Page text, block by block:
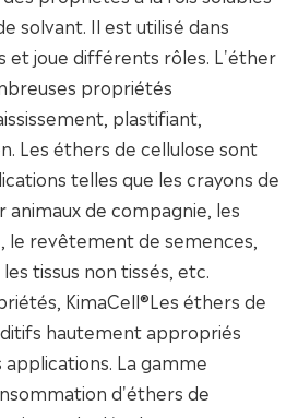
solvant. Il est utilisé dans
et joue différents rôles. L'éther
propriétés
plastifiant,
Les éthers de cellulose sont
telles que les crayons de
animaux de compagnie, les
le revêtement de semences,
tissus non tissés, etc.
KimaCell®Les éthers de
hautement appropriés
La gamme
d'éthers de